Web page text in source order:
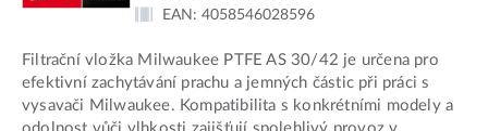
EAN: 4058546028596
Filtrační vložka Milwaukee PTFE AS 30/42 je určena pro
efektivní zachytávání prachu a jemných částic při práci s
vysavači Milwaukee. Kompatibilita s konkrétními modely a